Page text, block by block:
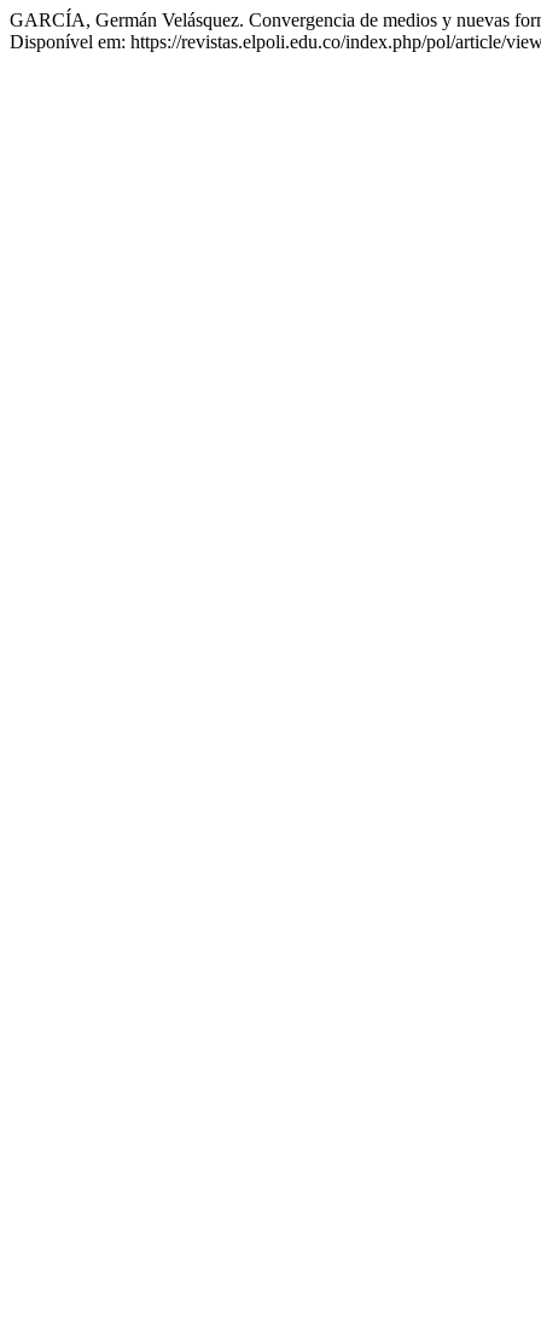
GARCÍA, Germán Velásquez. Convergencia de medios y nuevas
Disponível em: https://revistas.elpoli.edu.co/index.php/pol/article/